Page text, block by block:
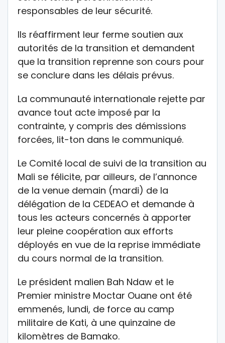
responsables de leur sécurité.
Ils réaffirment leur ferme soutien aux
autorités de la transition et demandent
que la transition reprenne son cours pour
se conclure dans les délais prévus.
La communauté internationale rejette par
avance tout acte imposé par la
contrainte, y compris des démissions
forcées, lit-ton dans le communiqué.
Le Comité local de suivi de la transition au
Mali se félicite, par ailleurs, de l’annonce
de la venue demain (mardi) de la
délégation de la CEDEAO et demande à
tous les acteurs concernés à apporter
leur pleine coopération aux efforts
déployés en vue de la reprise immédiate
du cours normal de la transition.
Le président malien Bah Ndaw et le
Premier ministre Moctar Ouane ont été
emmenés, lundi, de force au camp
militaire de Kati, à une quinzaine de
kilomètres de Bamako.